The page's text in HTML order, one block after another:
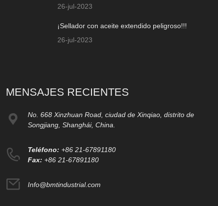
26-jul-2023
¡Sellador con aceite extendido peligroso!!!
26-jul-2023
MENSAJES RECIENTES
No. 668 Xinzhuan Road, ciudad de Xinqiao, distrito de
Songjiang, Shanghái, China.
Teléfono: +86 21-67891180
Fax: +86 21-67891180
Info@bmtindustrial.com